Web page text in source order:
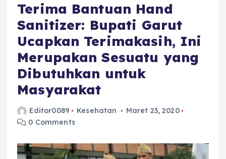
Terima Bantuan Hand
Sanitizer: Bupati Garut
Ucapkan Terimakasih, Ini
Merupakan Sesuatu yang
Dibutuhkan untuk
Masyarakat
Editor0089 Kesehatan
Maret 23, 2020
0 Comments